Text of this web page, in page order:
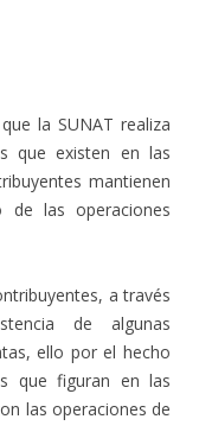
la SUNAT realiza
que existen en las
mantienen
las operaciones
a través
de algunas
ello por el hecho
que figuran en las
las operaciones de